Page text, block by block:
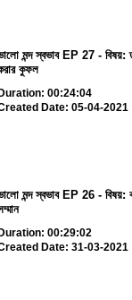
মন্দ স্বভাব EP 27 - বিষয়:
কুফল
00:24:04
Date: 05-04-2021
মন্দ স্বভাব EP 26 - বিষয়:
Duration: 00:29:02
Date: 31-03-2021